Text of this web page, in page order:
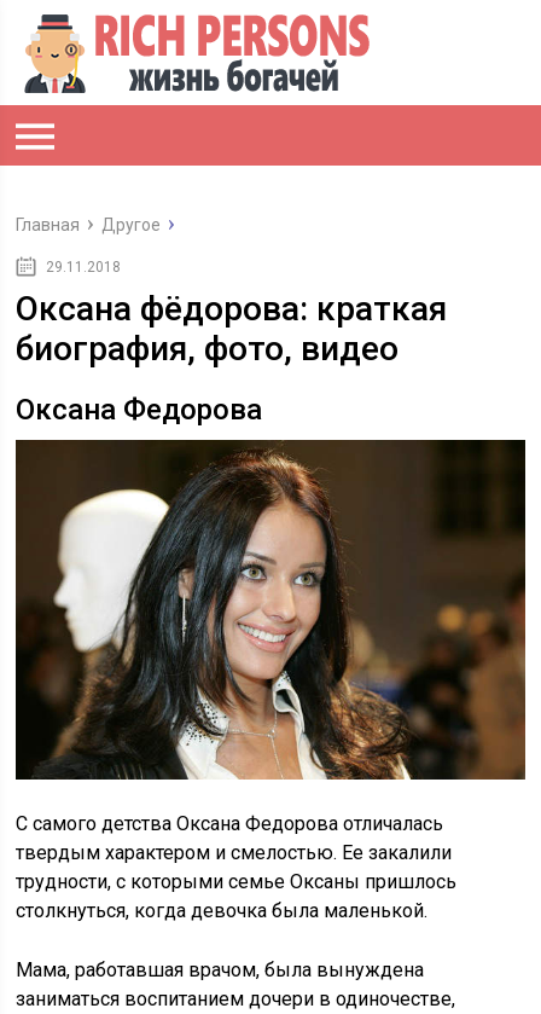
Главная Другое
29.11.2018
Оксана фёдорова: краткая
биография, фото, видео
Оксана Федорова
С самого детства Оксана Федорова отличалась
твердым характером и смелостью. Ее закалили
трудности, с которыми семье Оксаны пришлось
столкнуться, когда девочка была маленькой.
Мама, работавшая врачом, была вынуждена
заниматься воспитанием дочери в одиночестве,